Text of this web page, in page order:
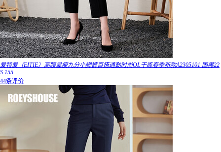
爱特爱（EITIE）高腰显瘦九分小脚裤百搭通勤时尚OL干练春季新款A2305101 固黑22
S 155
44条评价